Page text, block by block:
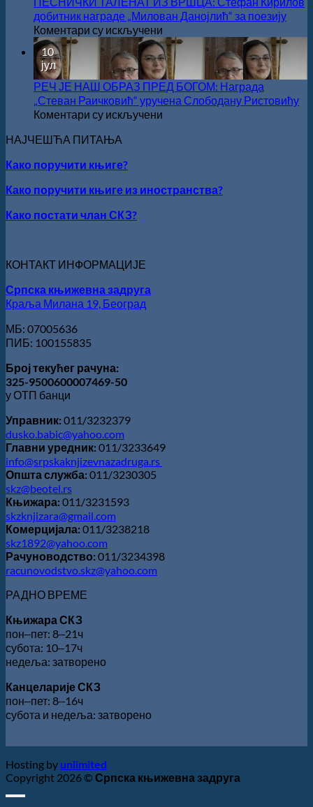
свечано
Награде
„Стеван
добитник награде „Милован Данојлић“ за поезију
Коментари су искључени
ПЕСНИЧКИ
ТАЛЕНАТ
ИЗ
ВРШЦА:
Стефан
поезију
10
јул
РЕЧ ЈЕ НАШ ОБРАЗ ПРЕД БОГОМ: Награда
„Стеван Раичковић“ уручена Слободану Ристовићу
Коментари су искључени
БОГОМ:
НАЈЧЕШЋА ПИТАЊА
Како поручити књиге?
Како поручити књиге из иностранства?
Како постати члан СКЗ?
КОНТАКТ ИНФОРМАЦИЈЕ
Српска књижевна задруга
Краља Милана 19, Београд
МБ: 07005636
ПИБ: 100155835
Број текућег рачуна:
325-9500600007469-50
у ОТП банци
Управник:011/3232379
dusko.babic@yahoo.com
Главни уредник:011/3233649
info@srpskaknjizevnazadruga.rs
Општа служба:011/3230305
skz@beotel.rs
Књижара:011/3231593
skzknjizara@gmail.com
Комерцијала:011/3238218
skz1892@yahoo.com
Рачуноводство:011/3234398
racunovodstvo.skz@yahoo.com
РАДНО ВРЕМЕ
Књижара СКЗ
пон‒пет: 8‒21ч
субота: 10‒17ч
недеља: затворено
Канцеларије СКЗ
пон‒пет: 8‒16ч
субота и недеља: затворено
Hosting by unlimited
Copyright 2026 © Српска књижевна задруга